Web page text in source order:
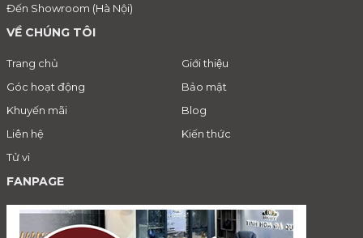
Đến Showroom (Hà Nội)
VỀ CHÚNG TÔI
Trang chủ
Giới thiệu
Góc hoạt động
Bảo mật
Khuyến mãi
Blog
Liên hệ
Kiến thức
Tử vi
FANPAGE